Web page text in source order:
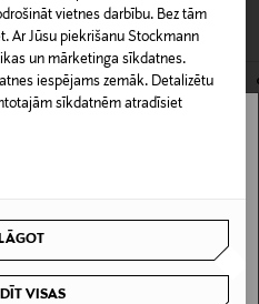
vietnes darbību. Bez tām
Ar Jūsu piekrišanu Stockmann
un mārketinga sīkdatnes.
iespējams zemāk. Detalizētu
sīkdatnēm atradīsiet
VISAS
preces, ja to zīmogs ir
un dabiskiem līdzekļiem,
sākotnējā neatvērtajā
ARĪ
tavā valstī.